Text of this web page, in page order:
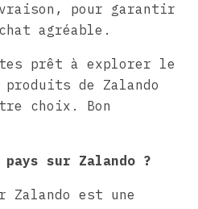
pour garantir
agréable.
prêt à explorer le
de Zalando
choix. Bon
pays sur Zalando ?
Zalando est une